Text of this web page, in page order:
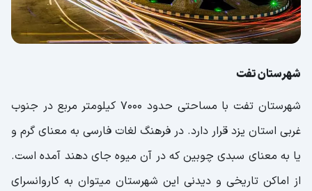
شهرستان تفت
شهرستان تفت با مساحتی حدود 7000 کیلومتر مربع در جنوب
غربی استان یزد قرار دارد. در فرهنگ لغات فارسی به معنای گرم و
یا به معنای سبدی چوبین که در آن میوه جای دهند آمده است.
از اماکن تاریخی و دیدنی این شهرستان میتوان به کاروانسرای